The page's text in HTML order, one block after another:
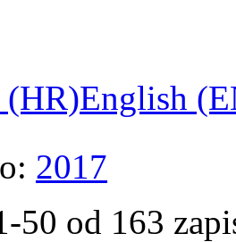
(HR)English
2017
50 od 163